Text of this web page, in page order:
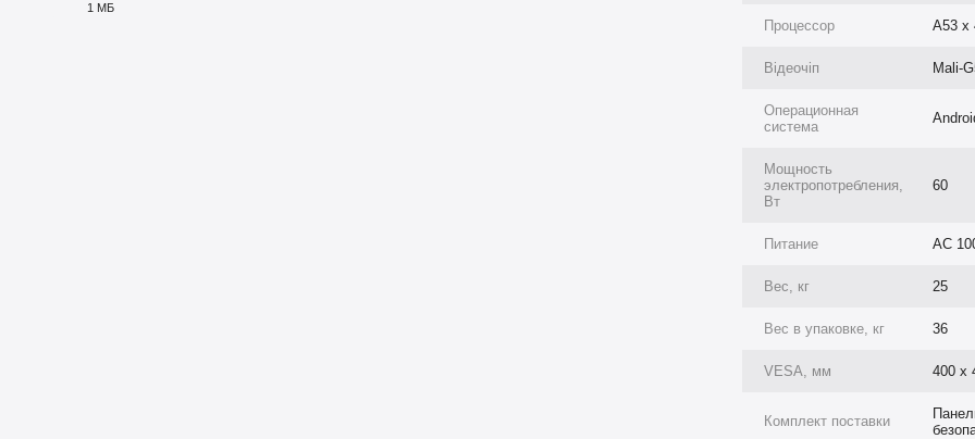
1 МБ
Процессор A53 х
Відеочіп Mali-
Операционная
система
Мощность
электропотребления,
Вт
60
Питание AC
Вес, кг 25
Вес в упаковке, кг 36
VESA, мм 400 х
Комплект поставки